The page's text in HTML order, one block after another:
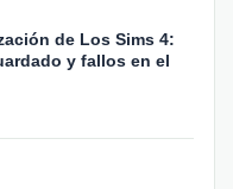
de Los Sims 4:
y fallos en el